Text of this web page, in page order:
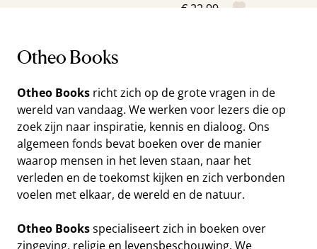
€ 22,99
Otheo Books
Otheo Books richt zich op de grote vragen in de
wereld van vandaag. We werken voor lezers die op
zoek zijn naar inspiratie, kennis en dialoog. Ons
algemeen fonds bevat boeken over de manier
waarop mensen in het leven staan, naar het
verleden en de toekomst kijken en zich verbonden
voelen met elkaar, de wereld en de natuur.
Otheo Booksspecialiseert zich in boeken over
zingeving, religie en levensbeschouwing. We